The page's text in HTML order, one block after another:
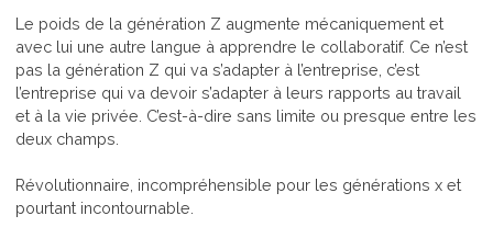
Le poids de la génération Z augmente mécaniquement et
avec lui une autre langue à apprendre le collaboratif. Ce n’est
pas la génération Z qui va s’adapter à l’entreprise, c’est
l’entreprise qui va devoir s’adapter à leurs rapports au travail
et à la vie privée. C’est-à-dire sans limite ou presque entre les
deux champs.
Révolutionnaire, incompréhensible pour les générations x et
pourtant incontournable.